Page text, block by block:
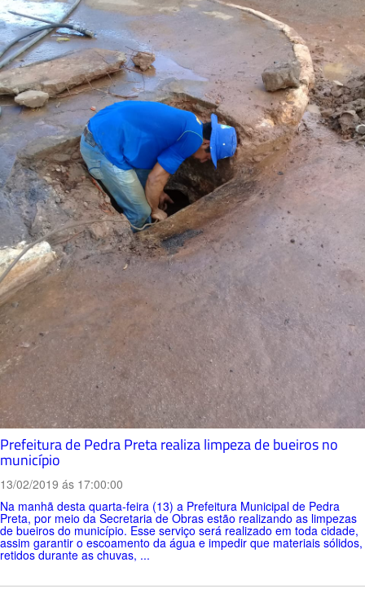
Prefeitura de Pedra Preta realiza limpeza de bueiros no
município
13/02/2019 ás 17:00:00
Na manhã desta quarta-feira (13) a Prefeitura Municipal de Pedra
Preta, por meio da Secretaria de Obras estão realizando as limpezas
de bueiros do município. Esse serviço será realizado em toda cidade,
assim garantir o escoamento da água e impedir que materiais sólidos,
retidos durante as chuvas, ...